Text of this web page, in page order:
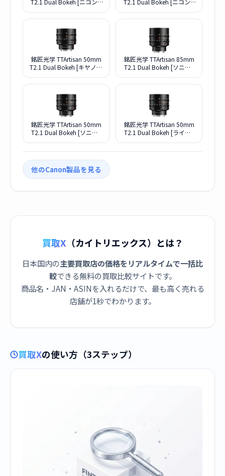
T2.1 Dual Bokeh [ニコンZ
T2.1 Dual Bokeh [ニコンZ
銘匠光学 TTArtisan 50mm
T2.1 Dual Bokeh [キヤノン
銘匠光学 TTArtisan 85mm
T2.1 Dual Bokeh [ソニーE
銘匠光学 TTArtisan 50mm
T2.1 Dual Bokeh [ソニーE
銘匠光学 TTArtisan 50mm
T2.1 Dual Bokeh [ライカL
他のCanon製品を見る
買取X （カイトリエックス）とは？
日本国内の主要買取店の価格をリアルタイムで一括比
較できる無料の買取比較サイトです。
商品名・JAN・ASINを入れるだけで、最も高く売れる
店舗が1秒でわかります。
買取Xの使い方（3ステップ）